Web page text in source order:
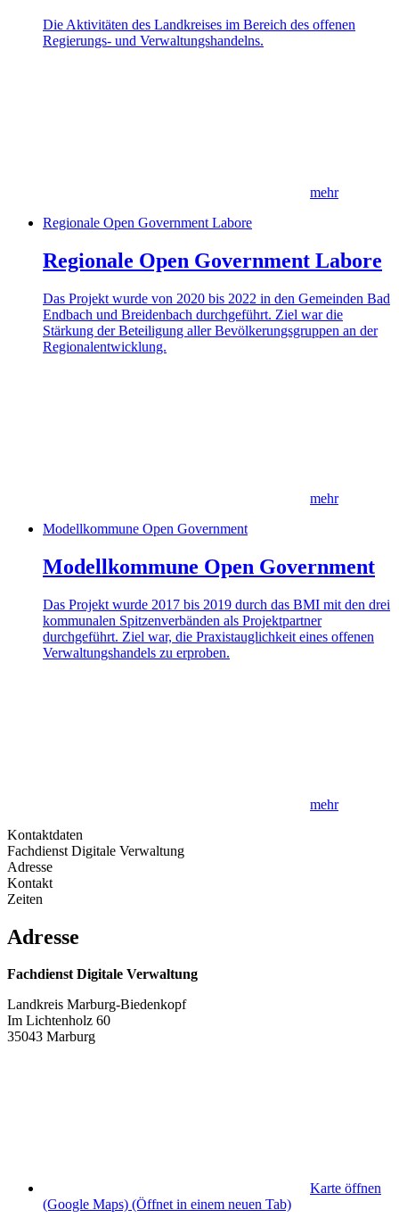
Die Aktivitäten des Landkreises im Bereich des offenen
Regierungs- und Verwaltungshandelns.
mehr
Regionale Open Government Labore
Regionale Open Government Labore
Das Projekt wurde von 2020 bis 2022 in den Gemeinden Bad
Endbach und Breidenbach durchgeführt. Ziel war die
Stärkung der Beteiligung aller Bevölkerungsgruppen an der
Regionalentwicklung.
mehr
Modellkommune Open Government
Modellkommune Open Government
Das Projekt wurde 2017 bis 2019 durch das BMI mit den drei
kommunalen Spitzenverbänden als Projektpartner
durchgeführt. Ziel war, die Praxistauglichkeit eines offenen
Verwaltungshandels zu erproben.
mehr
Kontaktdaten
Fachdienst Digitale Verwaltung
Adresse
Kontakt
Zeiten
Adresse
Fachdienst Digitale Verwaltung
Landkreis Marburg-Biedenkopf
Im Lichtenholz 60
35043 Marburg
Karte öffnen
(Google Maps) (Öffnet in einem neuen Tab)